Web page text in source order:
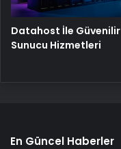
Datahost İle Güvenilir
Sunucu Hizmetleri
En Güncel Haberler